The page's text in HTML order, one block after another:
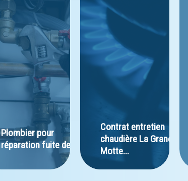
Plombier pour
réparation fuite de...
Contrat entretien
chaudière La Grande-
Motte...